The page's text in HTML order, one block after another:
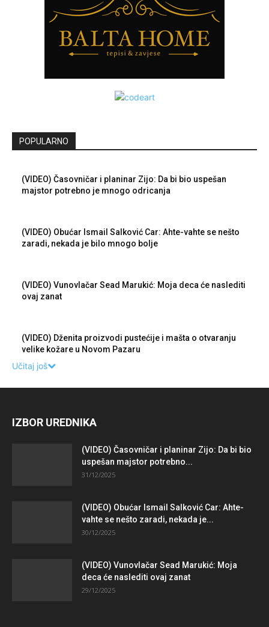
POPULARNO
(VIDEO) Časovničar i planinar Zijo: Da bi bio uspešan
majstor potrebno je mnogo odricanja
(VIDEO) Obućar Ismail Salković Car: Ahte-vahte se nešto
zaradi, nekada je bilo mnogo bolje
(VIDEO) Vunovlačar Sead Marukić: Moja deca će naslediti
ovaj zanat
(VIDEO) Dženita proizvodi pustećije i mašta o otvaranju
velike kožare u Novom Pazaru
Učitaj još
IZBOR UREDNIKA
(VIDEO) Časovničar i planinar Zijo: Da bi bio
uspešan majstor potrebno...
31/12/2025
(VIDEO) Obućar Ismail Salković Car: Ahte-
vahte se nešto zaradi, nekada je...
30/12/2025
(VIDEO) Vunovlačar Sead Marukić: Moja
deca će naslediti ovaj zanat
29/12/2025